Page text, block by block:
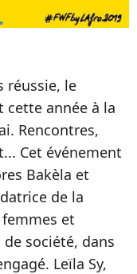
réussie, le
cette année à la
Rencontres,
Cet événement
Bakèla et
de la
et
société, dans
Leïla Sy,